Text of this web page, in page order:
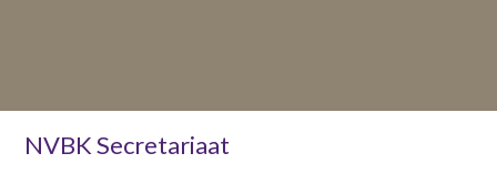
NVBK Secretariaat